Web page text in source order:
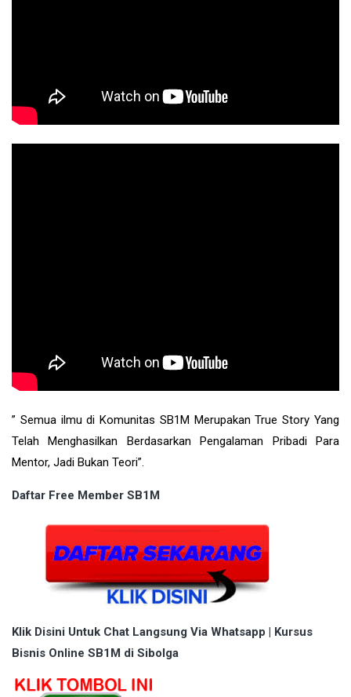
” Semua ilmu di Komunitas SB1M Merupakan True Story Yang
Telah Menghasilkan Berdasarkan Pengalaman Pribadi Para
Mentor, Jadi Bukan Teori”.
Daftar Free Member SB1M
Klik Disini Untuk Chat Langsung Via Whatsapp | Kursus
Bisnis Online SB1M di Sibolga